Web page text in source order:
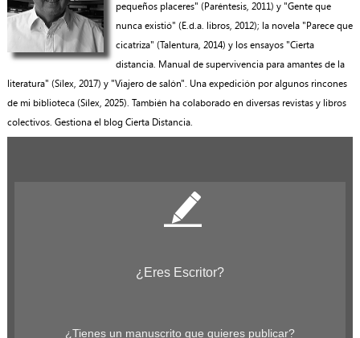
pequeños placeres" (Paréntesis, 2011) y "Gente que
nunca existió" (E.d.a. libros, 2012); la novela "Parece que
cicatriza" (Talentura, 2014) y los ensayos "Cierta
distancia. Manual de supervivencia para amantes de la
literatura" (Sílex, 2017) y "Viajero de salón". Una expedición por algunos rincones
de mi biblioteca (Sílex, 2025). También ha colaborado en diversas revistas y libros
colectivos. Gestiona el blog Cierta Distancia.
¿Eres Escritor?
¿Tienes un manuscrito que quieres publicar?